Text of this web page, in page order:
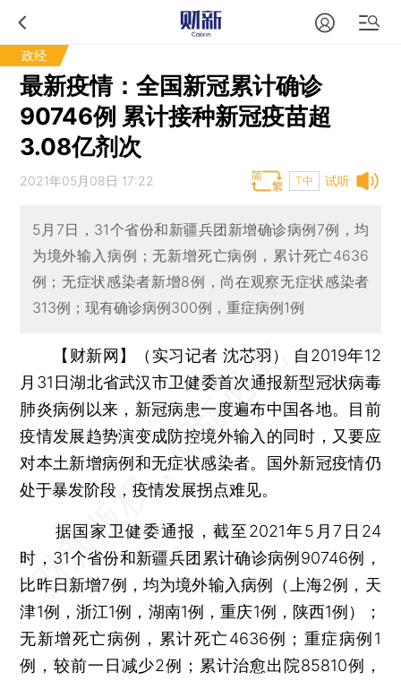
政经
最新疫情：全国新冠累计确诊
90746例 累计接种新冠疫苗超
3.08亿剂次
试听
2021年05月08日 17:22 T中
5月7日，31个省份和新疆兵团新增确诊病例7例，均
为境外输入病例；无新增死亡病例，累计死亡4636
例；无症状感染者新增8例，尚在观察无症状感染者
313例；现有确诊病例300例，重症病例1例
【财新网】（实习记者 沈芯羽）
自2019年12
月31日湖北省武汉市卫健委首次通报新型冠状病毒
肺炎病例以来，新冠病患一度遍布中国各地。目前
疫情发展趋势演变成防控境外输入的同时，又要应
对本土新增病例和无症状感染者。国外新冠疫情仍
处于暴发阶段，疫情发展拐点难见。
据国家卫健委通报，截至2021年5月7日24
时，31个省份和新疆兵团累计确诊病例90746例，
比昨日新增7例，均为境外输入病例（上海2例，天
津1例，浙江1例，湖南1例，重庆1例，陕西1例）；
无新增死亡病例，累计死亡4636例；重症病例1
例，较前一日减少2例；累计治愈出院85810例，